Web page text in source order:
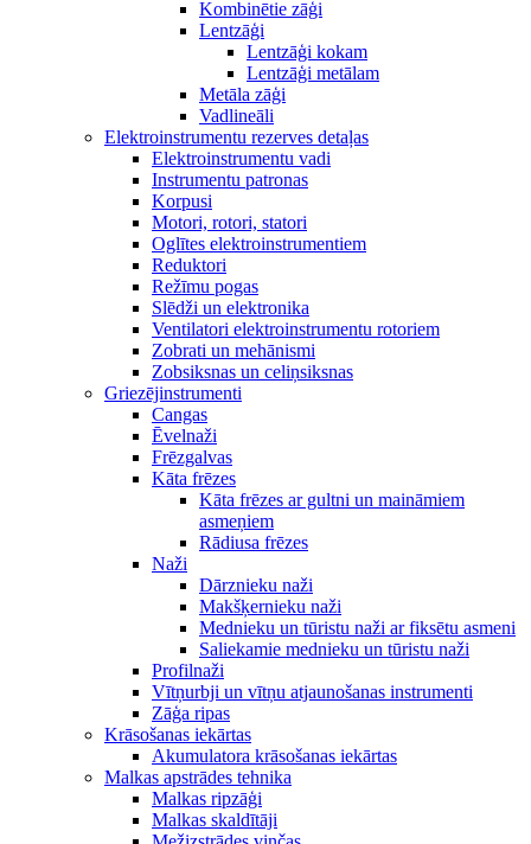
Kombinētie zāģi
Lentzāģi
Lentzāģi kokam
Lentzāģi metālam
Metāla zāģi
Vadlineāli
Elektroinstrumentu rezerves detaļas
Elektroinstrumentu vadi
Instrumentu patronas
Korpusi
Motori, rotori, statori
Oglītes elektroinstrumentiem
Reduktori
Režīmu pogas
Slēdži un elektronika
Ventilatori elektroinstrumentu rotoriem
Zobrati un mehānismi
Zobsiksnas un celiņsiksnas
Griezējinstrumenti
Cangas
Ēvelnaži
Frēzgalvas
Kāta frēzes
Kāta frēzes ar gultni un maināmiem
asmeņiem
Rādiusa frēzes
Naži
Dārznieku naži
Makšķernieku naži
Mednieku un tūristu naži ar fiksētu asmeni
Saliekamie mednieku un tūristu naži
Profilnaži
Vītņurbji un vītņu atjaunošanas instrumenti
Zāģa ripas
Krāsošanas iekārtas
Akumulatora krāsošanas iekārtas
Malkas apstrādes tehnika
Malkas ripzāģi
Malkas skaldītāji